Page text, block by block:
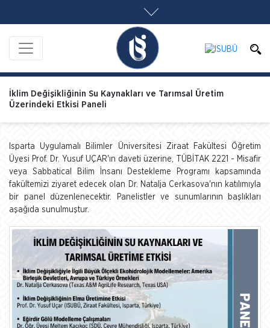
İklim Değişikliğinin Su Kaynakları ve Tarımsal Üretim
Üzerindeki Etkisi Paneli
Isparta Uygulamalı Bilimler Üniversitesi Ziraat Fakültesi Öğretim
Üyesi Prof. Dr. Yusuf UÇAR'ın daveti üzerine, TÜBİTAK 2221 - Misafir
veya Sabbatical Bilim İnsanı Destekleme Programı kapsamında
fakültemizi ziyaret edecek olan Dr. Natalja Cerkasova'nın katılımıyla
bir panel düzenlenecektir. Panelistler ve sunumlarının başlıkları
aşağıda sunulmuştur.